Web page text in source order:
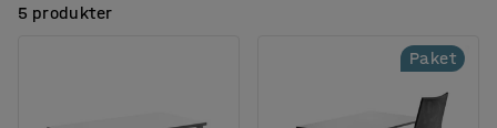
5 produkter
Paket